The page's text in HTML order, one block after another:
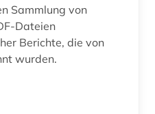
Sammlung von
Dateien
Berichte, die von
wurden.